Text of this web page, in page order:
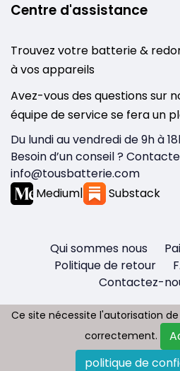
Centre d'assistance
Trouvez votre batterie &
à vos appareils
Avez-vous des questions sur
équipe de service se fera un
Du lundi au vendredi de 9h à
Besoin d’un conseil ?
info@tousbatterie.com
Medium| Substack
Qui sommes nous
Politique de retour
Contactez-
Copyright © 2026 -
Ce site nécessite l'autorisation
correctement.
politique de
Ce site nécessite l'autorisation
correctement.
politique de